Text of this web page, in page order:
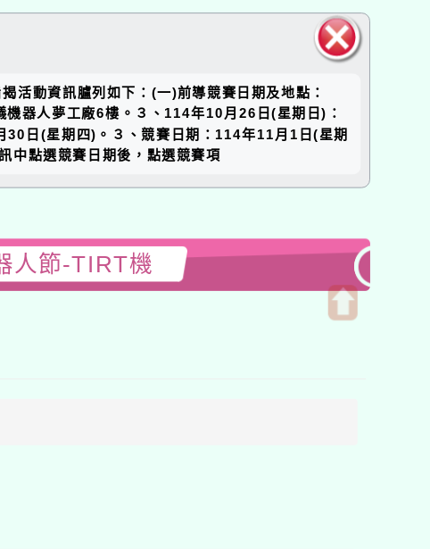
塊
活動資訊臚列如下：(一)前導競賽日期及地點：
器人夢工廠6樓。３、114年10月26日(星期日)：
日(星期四)。３、競賽日期：114年11月1日(星期
點選競賽日期後，點選競賽項
人節-TIRT機